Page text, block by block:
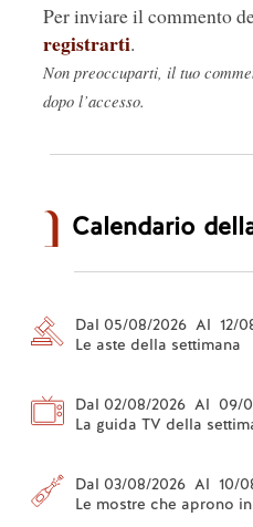
Per inviare il commento
registrarti.
Non preoccuparti, il tuo
dopo l’accesso.
Calendario
Dal 05/08/2026 Al 12/
Le aste della settimana
Dal 02/08/2026 Al 09/
La guida TV della
Dal 03/08/2026 Al 10/
Le mostre che aprono